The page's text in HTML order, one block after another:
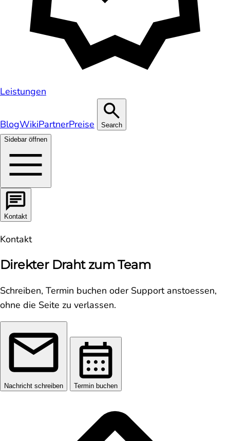
Leistungen
BlogWikiPartnerPreise
Search
Sidebar öffnen
Kontakt
Kontakt
Direkter Draht zum Team
Schreiben, Termin buchen oder Support anstoessen,
ohne die Seite zu verlassen.
Nachricht schreiben Termin buchen